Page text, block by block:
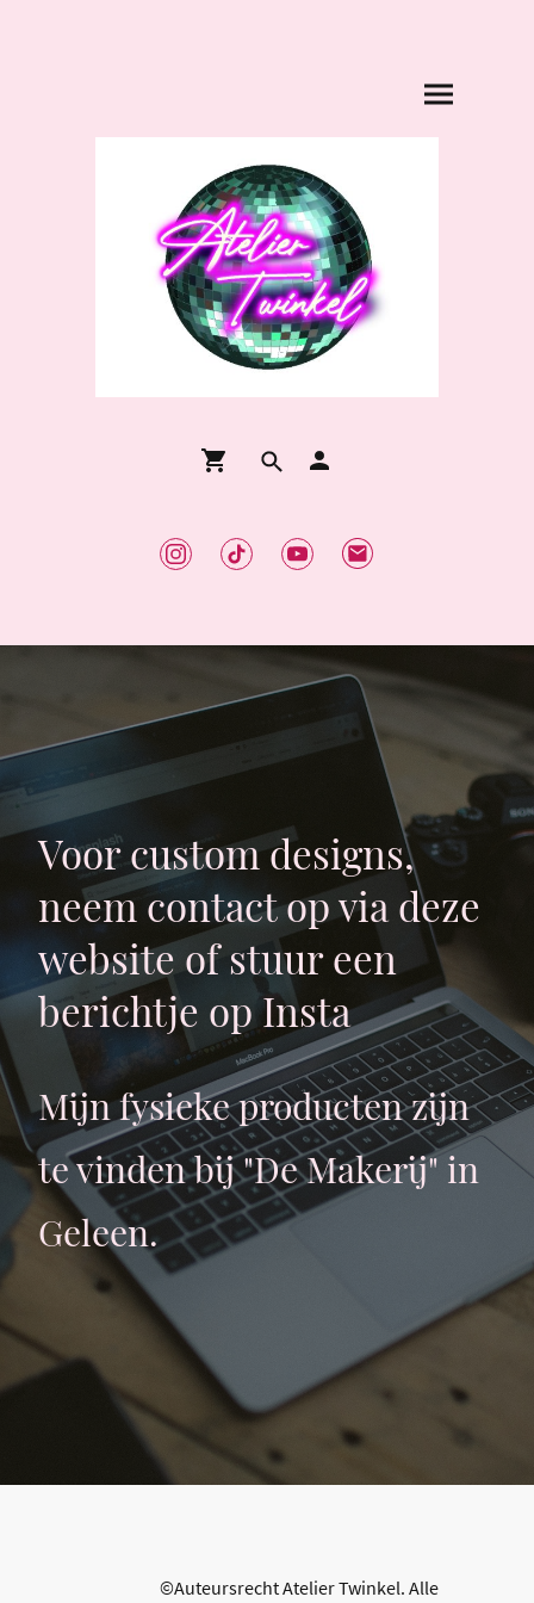
Voor custom designs,
neem contact op via deze
website of stuur een
berichtje op Insta
Mijn fysieke producten zijn
te vinden bij "De Makerij" in
Geleen.
©Auteursrecht Atelier Twinkel. Alle